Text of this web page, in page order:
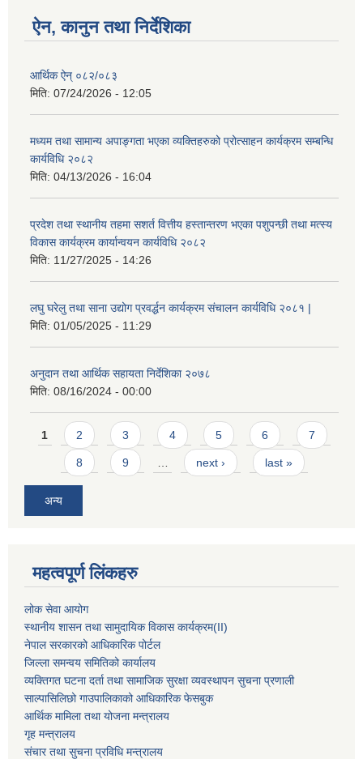
ऐन, कानुन तथा निर्देशिका
आर्थिक ऐन् ०८२/०८३
मिति: 07/24/2026 - 12:05
मध्यम तथा सामान्य अपाङ्गता भएका व्यक्तिहरुको प्रोत्साहन कार्यक्रम सम्बन्धि
कार्यविधि २०८२
मिति: 04/13/2026 - 16:04
प्रदेश तथा स्थानीय तहमा सशर्त वित्तीय हस्तान्तरण भएका पशुपन्छी तथा मत्स्य
विकास कार्यक्रम कार्यान्वयन कार्यविधि २०८२
मिति: 11/27/2025 - 14:26
लघु घरेलु तथा साना उद्योग प्रवर्द्धन कार्यक्रम संचालन कार्यविधि २०८१ |
मिति: 01/05/2025 - 11:29
अनुदान तथा आर्थिक सहायता निर्देशिका २०७८
मिति: 08/16/2024 - 00:00
Pages
1 2 3 4 5 6 7
8 9 … next › last »
अन्य
महत्वपूर्ण लिंकहरु
लोक सेवा आयोग
स्थानीय शासन तथा सामुदायिक विकास कार्यक्रम(II)
नेपाल सरकारको आधिकारिक पोर्टल
जिल्ला समन्वय समितिको कार्यालय
व्यक्तिगत घटना दर्ता तथा सामाजिक सुरक्षा व्यवस्थापन सुचना प्रणाली
साल्पासिलिछो गाउपालिकाको आधिकारिक फेसबुक
आर्थिक मामिला तथा योजना मन्त्रालय
गृह मन्त्रालय
संचार तथा सुचना प्रविधि मन्त्रालय